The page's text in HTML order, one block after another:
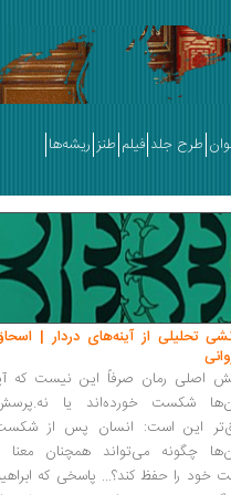
طرح جلد فیلم طنز ریشه‌ها
تحلیلی از آینه‌های دردار |
اصلی رمان صرفاً این نیست که
شکست خورده‌اند یا
این است: انسان پس از
چگونه می‌تواند همچنان معنا
خود را حفظ کند؟... پاسخی که